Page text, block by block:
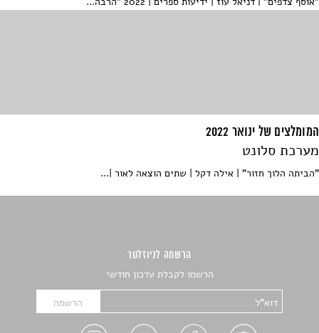
המומלצים של ינואר 2022
מערכת סלונט
"הביתה הלוך חזור" | אילה דקל | שתים הוצאה לאור |...
הרשמה לניוזלטר
הרשמו לקבלת עדכון חודשי